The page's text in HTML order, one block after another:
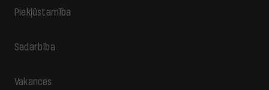
Piekļūstamība
Sadarbība
Vakances